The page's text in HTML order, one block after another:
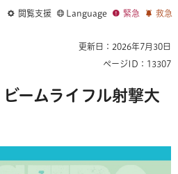
閲覧支援 Language 緊急 救急
更新日：2026年7月30日
ページID：13307
ームライフル射撃大